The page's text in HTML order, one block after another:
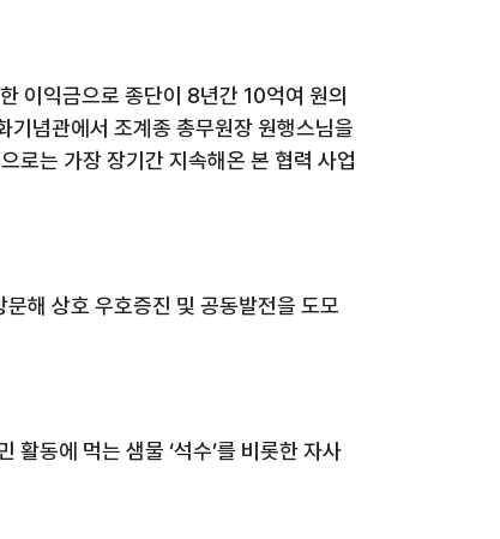
이익금으로 종단이 8년간 10억여 원의
기념관에서 조계종 총무원장 원행스님을
로는 가장 장기간 지속해온 본 협력 사업
해 상호 우호증진 및 공동발전을 도모
활동에 먹는 샘물 ‘석수’를 비롯한 자사